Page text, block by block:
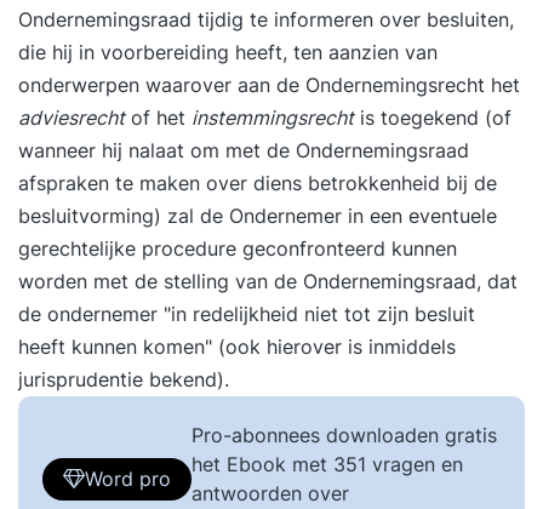
Ondernemingsraad tijdig te informeren over besluiten,
die hij in voorbereiding heeft, ten aanzien van
onderwerpen waarover aan de Ondernemingsrecht het
adviesrechtof het instemmingsrechtis toegekend (of
wanneer hij nalaat om met de Ondernemingsraad
afspraken te maken over diens betrokkenheid bij de
besluitvorming) zal de Ondernemer in een eventuele
gerechtelijke procedure geconfronteerd kunnen
worden met de stelling van de Ondernemingsraad, dat
de ondernemer "in redelijkheid niet tot zijn besluit
heeft kunnen komen" (ook hierover is inmiddels
jurisprudentie bekend).
Word pro
Pro-abonnees downloaden gratis
het Ebook met 351 vragen en
antwoorden over